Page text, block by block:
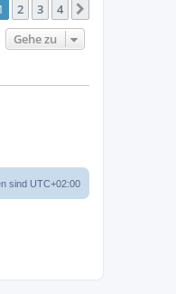
2 3 4
Gehe zu
sind UTC+02:00